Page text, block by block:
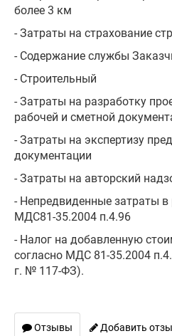
более 3 км
- Затраты на страхование
- Содержание службы
- Строительный
- Затраты на разработку
рабочей и сметной
- Затраты на экспертизу
документации
- Затраты на авторский
- Непредвиденные затраты в
МДС81-35.2004 п.4.96
- Налог на добавленную
согласно МДС 81-35.2004
г. № 117-ФЗ).
Отзывы Добавить